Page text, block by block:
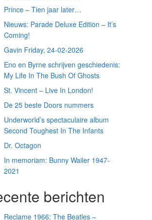
Prince – Tien jaar later…
Nieuws: Parade Deluxe Edition – It’s
Coming!
Gavin Friday, 24-02-2026
Eno en Byrne schrijven geschiedenis:
My Life In The Bush Of Ghosts
St. Vincent – Live In London!
De 25 beste Doors nummers
Underworld’s spectaculaire album
Second Toughest In The Infants
Dr. Octagon
In memoriam: Bunny Wailer 1947-
2021
berichten
Reclame 1966: The Beatles –